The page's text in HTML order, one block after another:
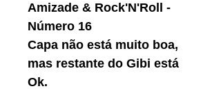
Amizade & Rock'N'Roll -
Número 16
Capa não está muito boa,
mas restante do Gibi está
Ok.